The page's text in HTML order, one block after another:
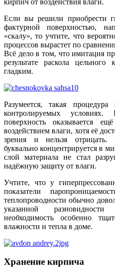
Если вы решили приобрести
фактурной поверхностью,
«скалу», то учтите, что
процессов вырастет по
Всё дело в том, что имитация
результате раскола
гладким.
Разумеется, такая
контролируемых
поверхность оказывается
воздействием влаги, хотя её
зрения и нельзя отрицать.
буквально концентрируется в
слой материала не стал
надёжную защиту от влаги.
Учтите, что у
показатели
теплопроводности обычно
указанной разновидности
необходимость особенно
влажности и тепла в доме.
Хранение кирпича